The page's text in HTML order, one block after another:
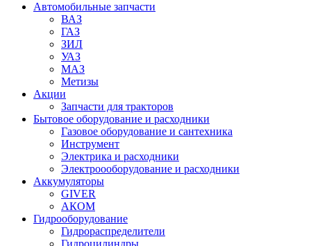
Автомобильные запчасти
ВАЗ
ГАЗ
ЗИЛ
УАЗ
МАЗ
Метизы
Акции
Запчасти для тракторов
Бытовое оборудование и расходники
Газовое оборудование и сантехника
Инструмент
Электрика и расходники
Электроооборудование и расходники
Аккумуляторы
GIVER
АКОМ
Гидрооборудование
Гидрораспределители
Гидроцилиндры